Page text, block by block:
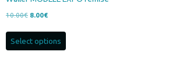
10.00€ Le
était :
8.00€Le
actuel
Select options